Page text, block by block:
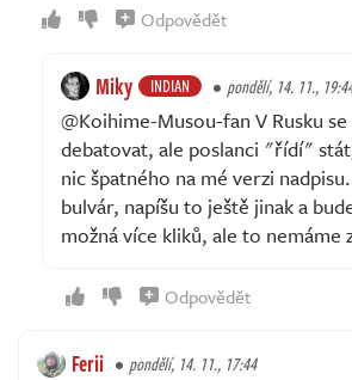
Odpovědět
Miky INDIAN pondělí, 14. 11.,
@Koihime-Musou-fan V Rusku
debatovat, ale poslanci "řídí"
nic špatného na mé verzi
bulvár, napíšu to ještě jinak a
možná více kliků, ale to nemáme
Odpovědět
Ferii pondělí, 14. 11., 17:44